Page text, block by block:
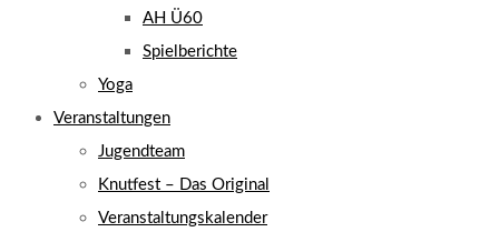
AH Ü60
Spielberichte
Yoga
Veranstaltungen
Jugendteam
Knutfest – Das Original
Veranstaltungskalender